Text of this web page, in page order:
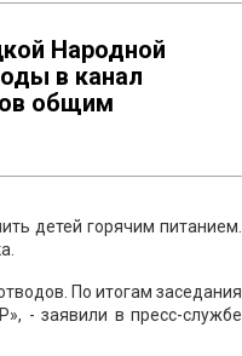
Народной
в канал
общим
детей горячим питанием.
По итогам заседания
- заявили в пресс-службе